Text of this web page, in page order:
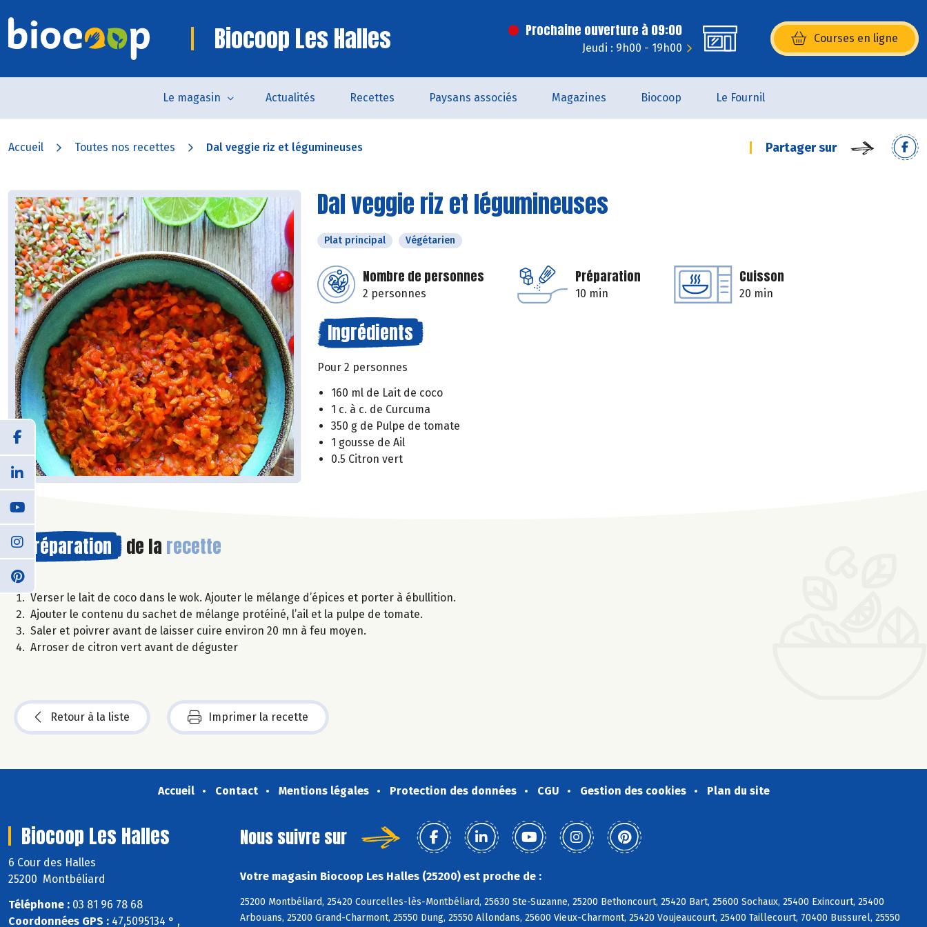
Biocoop Les Halles Prochaine ouverture à 09:00
Jeudi : 9h00 - 19h00
Courses en ligne
(s’ouvre dans une nouvelle
Le magasin Actualités Recettes Paysans associés Magazines Biocoop Le Fournil
Accueil Toutes nos recettes Dal veggie riz et légumineuses Partager sur
Dal veggie riz et légumineuses
Plat principal Végétarien
Nombre de personnes
2 personnes
Préparation
10 min
Cuisson
20 min
Ingrédients
Pour 2 personnes
160 ml de Lait de coco
1 c. à c. de Curcuma
350 g de Pulpe de tomate
1 gousse de Ail
0.5 Citron vert
Préparation de la recette
Verser le lait de coco dans le wok. Ajouter le mélange d’épices et porter à ébullition.
Ajouter le contenu du sachet de mélange protéiné, l’ail et la pulpe de tomate.
Saler et poivrer avant de laisser cuire environ 20 mn à feu moyen.
Arroser de citron vert avant de déguster
Retour à la liste Imprimer la recette
Accueil Contact Mentions légales Protection des données CGU Gestion des cookies Plan du site
Biocoop Les Halles
6 Cour des Halles
25200 Montbéliard
Téléphone : 03 81 96 78 68
Coordonnées GPS : 47,5095134 ° ,
Nous suivre sur
Votre magasin Biocoop Les Halles (25200) est proche de :
25200 Montbéliard, 25420 Courcelles-lès-Montbéliard, 25630 Ste-Suzanne, 25200 Bethoncourt, 25420 Bart, 25600 Sochaux, 25400 Exincourt, 25400
Arbouans, 25200 Grand-Charmont, 25550 Dung, 25550 Allondans, 25600 Vieux-Charmont, 25420 Voujeaucourt, 25400 Taillecourt, 70400 Bussurel, 25550